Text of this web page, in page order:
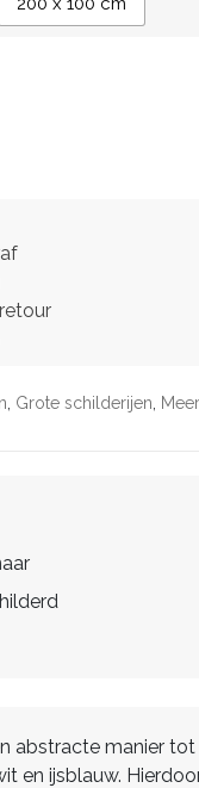
Grote schilderijen
abstracte manier
en ijsblauw.